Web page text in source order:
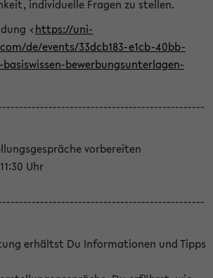
individuelle Fragen zu stellen.
<https://uni-
de/events/33dcb183-e1cb-40bb-
basiswissen-bewerbungsunterlagen-
vorbereiten
Uhr
erhältst Du Informationen und Tipps